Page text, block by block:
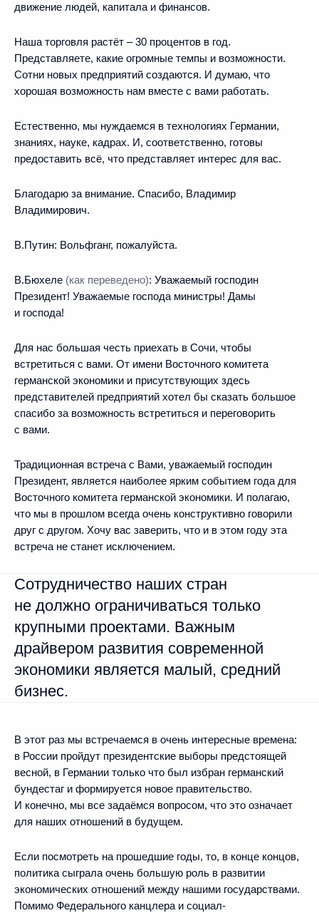
движение людей, капитала и финансов.
Наша торговля растёт – 30 процентов в год.
Представляете, какие огромные темпы и возможности.
Сотни новых предприятий создаются. И думаю, что
хорошая возможность нам вместе с вами работать.
Естественно, мы нуждаемся в технологиях Германии,
знаниях, науке, кадрах. И, соответственно, готовы
предоставить всё, что представляет интерес для вас.
Благодарю за внимание. Спасибо, Владимир
Владимирович.
В.Путин: Вольфганг, пожалуйста.
В.Бюхеле (как переведено): Уважаемый господин
Президент! Уважаемые господа министры! Дамы
и господа!
Для нас большая честь приехать в Сочи, чтобы
встретиться с вами. От имени Восточного комитета
германской экономики и присутствующих здесь
представителей предприятий хотел бы сказать большое
спасибо за возможность встретиться и переговорить
с вами.
Традиционная встреча с Вами, уважаемый господин
Президент, является наиболее ярким событием года для
Восточного комитета германской экономики. И полагаю,
что мы в прошлом всегда очень конструктивно говорили
друг с другом. Хочу вас заверить, что и в этом году эта
встреча не станет исключением.
Сотрудничество наших стран
не должно ограничиваться только
крупными проектами. Важным
драйвером развития современной
экономики является малый, средний
бизнес.
В этот раз мы встречаемся в очень интересные времена:
в России пройдут президентские выборы предстоящей
весной, в Германии только что был избран германский
бундестаг и формируется новое правительство.
И конечно, мы все задаёмся вопросом, что это означает
для наших отношений в будущем.
Если посмотреть на прошедшие годы, то, в конце концов,
политика сыграла очень большую роль в развитии
экономических отношений между нашими государствами.
Помимо Федерального канцлера и социал-